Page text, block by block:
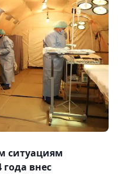
ситуациям
года внес